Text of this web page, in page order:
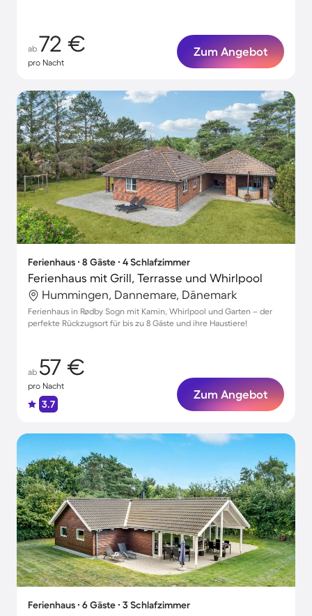
ab 72 €
pro Nacht
Zum Angebot
Ferienhaus ∙ 8 Gäste ∙ 4 Schlafzimmer
Ferienhaus mit Grill, Terrasse und Whirlpool
Hummingen, Dannemare, Dänemark
Ferienhaus in Rødby Sogn mit Kamin, Whirlpool und Garten – der
perfekte Rückzugsort für bis zu 8 Gäste und ihre Haustiere!
ab 57 €
pro Nacht
3.7
Zum Angebot
Ferienhaus ∙ 6 Gäste ∙ 3 Schlafzimmer